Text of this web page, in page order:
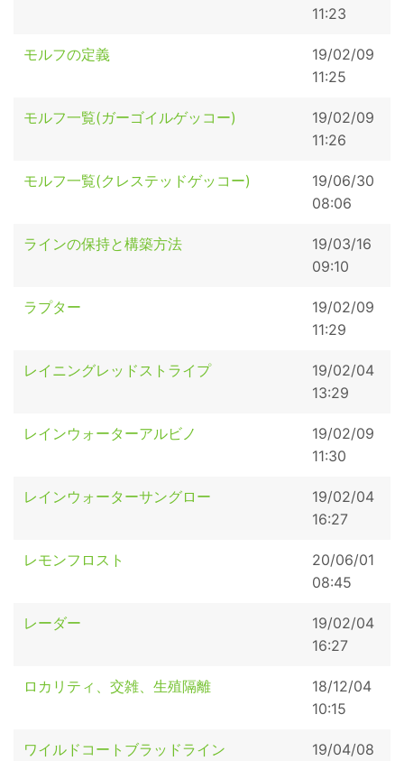
11:23
モルフの定義
19/02/09
11:25
モルフ一覧(ガーゴイルゲッコー)
19/02/09
11:26
モルフ一覧(クレステッドゲッコー)
19/06/30
08:06
ラインの保持と構築方法
19/03/16
09:10
ラプター
19/02/09
11:29
レイニングレッドストライプ
19/02/04
13:29
レインウォーターアルビノ
19/02/09
11:30
レインウォーターサングロー
19/02/04
16:27
レモンフロスト
20/06/01
08:45
レーダー
19/02/04
16:27
ロカリティ、交雑、生殖隔離
18/12/04
10:15
ワイルドコートブラッドライン
19/04/08